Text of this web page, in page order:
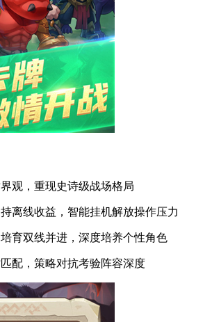
观，重现史诗级战场格局
离线收益，智能挂机解放操作压力
育双线并进，深度培养个性角色
配，策略对抗考验阵容深度